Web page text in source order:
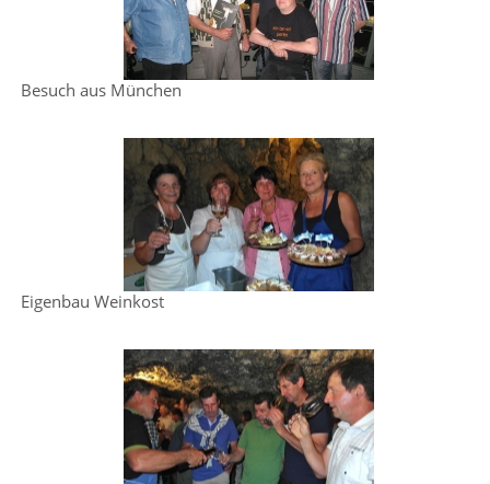
Besuch aus München
Eigenbau Weinkost